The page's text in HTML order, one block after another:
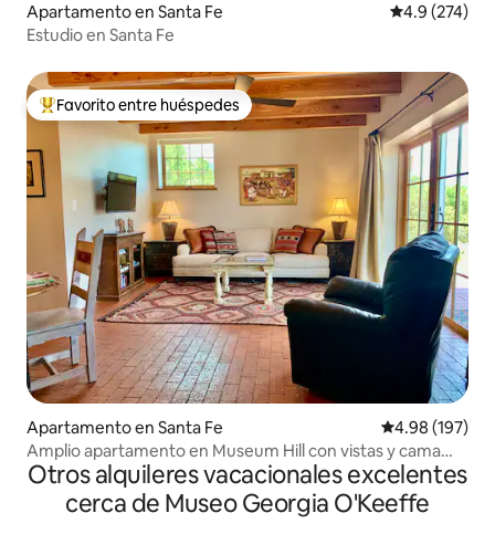
Apartamento en Santa Fe Calificación
4.9 (274)
Estudio en Santa Fe
Favorito entre huéspedes preferido
Favorito entre huéspedes
Apartamento en Santa Fe Calificación
4.98 (197)
Amplio apartamento en Museum Hill con vistas y cama
tamaño king
Otros alquileres vacacionales excelentes
cerca de Museo Georgia O'Keeffe